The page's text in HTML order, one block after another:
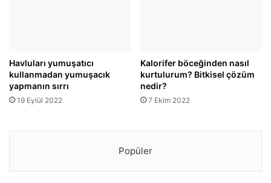
Havluları yumuşatıcı
kullanmadan yumuşacık
yapmanın sırrı
19 Eylül 2022
Kalorifer böceğinden nasıl
kurtulurum? Bitkisel çözüm
nedir?
7 Ekim 2022
Popüler